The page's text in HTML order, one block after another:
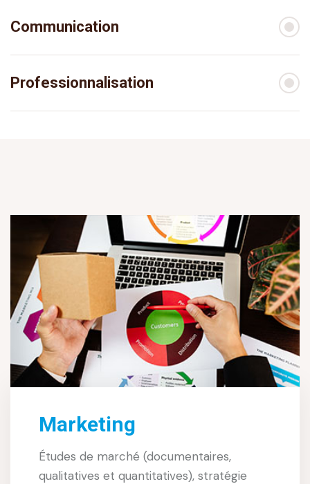
Communication
Professionnalisation
Marketing
Études de marché (documentaires,
qualitatives et quantitatives), stratégie